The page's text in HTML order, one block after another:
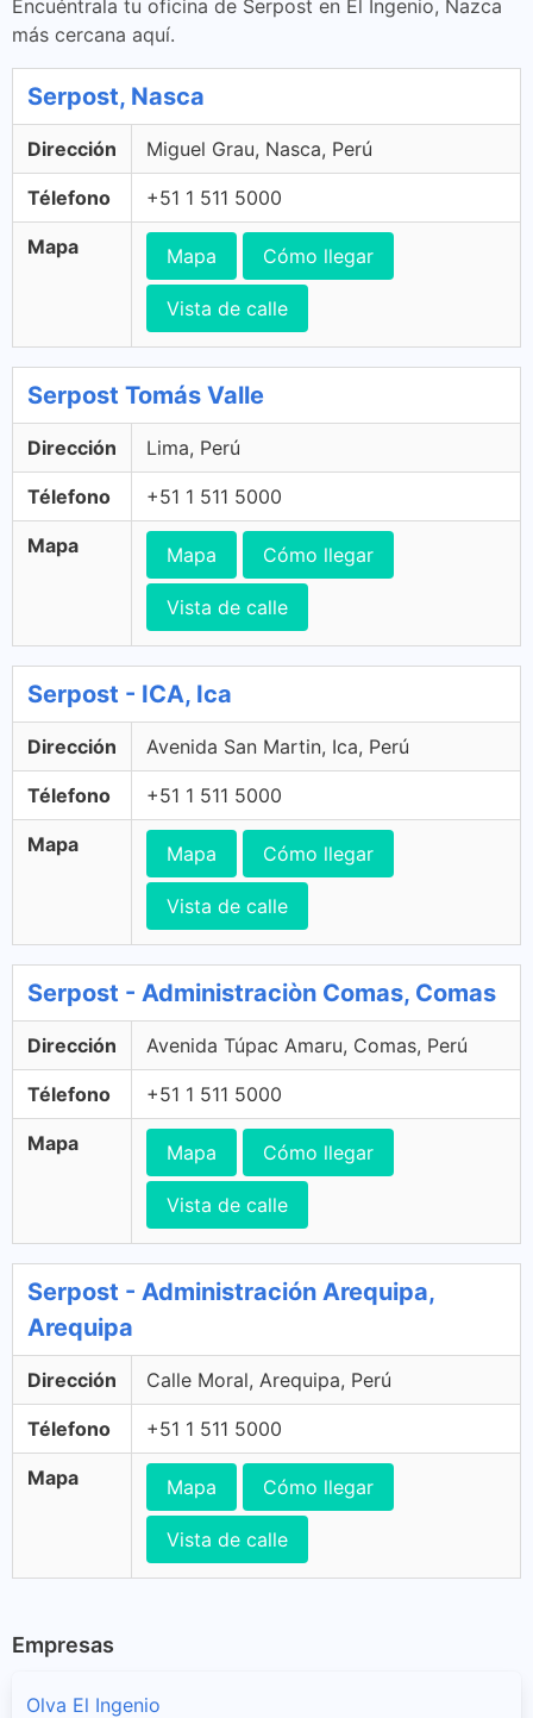
Encuéntrala tu oficina de Serpost en El Ingenio, Nazca
más cercana aquí.
Serpost, Nasca
Dirección Miguel Grau, Nasca, Perú
Télefono +51 1 511 5000
Mapa Mapa Cómo llegar
Vista de calle
Serpost Tomás Valle
Dirección Lima, Perú
Télefono +51 1 511 5000
Mapa Mapa Cómo llegar
Vista de calle
Serpost - ICA, Ica
Dirección Avenida San Martin, Ica, Perú
Télefono +51 1 511 5000
Mapa Mapa Cómo llegar
Vista de calle
Serpost - Administraciòn Comas, Comas
Dirección Avenida Túpac Amaru, Comas, Perú
Télefono +51 1 511 5000
Mapa Mapa Cómo llegar
Vista de calle
Serpost - Administración Arequipa,
Arequipa
Dirección Calle Moral, Arequipa, Perú
Télefono +51 1 511 5000
Mapa Mapa Cómo llegar
Vista de calle
Empresas
Olva El Ingenio